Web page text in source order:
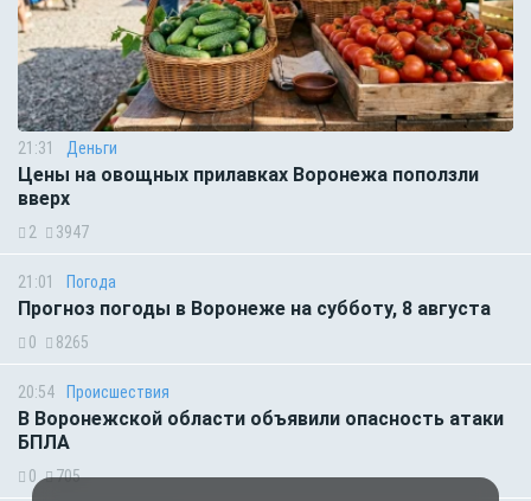
21:31 Деньги
Цены на овощных прилавках Воронежа поползли
вверх
2 3947
21:01 Погода
Прогноз погоды в Воронеже на субботу, 8 августа
0 8265
20:54 Происшествия
В Воронежской области объявили опасность атаки
БПЛА
0 705